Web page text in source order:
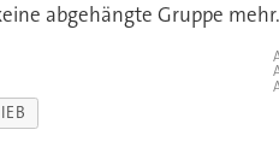
abgehängte Gruppe mehr.